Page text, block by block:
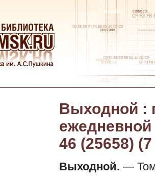
Выходной :
ежедневной
46 (25658)
Выходной. —